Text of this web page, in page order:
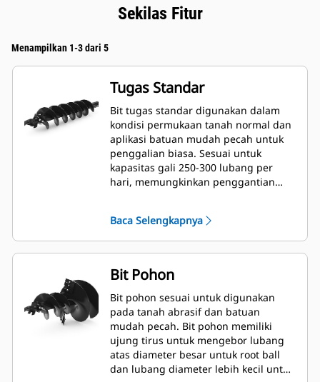
Sekilas Fitur
Menampilkan 1-3 dari 5
Tugas Standar
Bit tugas standar digunakan dalam
kondisi permukaan tanah normal dan
aplikasi batuan mudah pecah untuk
penggalian biasa. Sesuai untuk
kapasitas gali 250-300 lubang per
hari, memungkinkan penggantian
Baca Selengkapnya
Bit Pohon
Bit pohon sesuai untuk digunakan
pada tanah abrasif dan batuan
mudah pecah. Bit pohon memiliki
ujung tirus untuk mengebor lubang
atas diameter besar untuk root ball
dan lubang diameter lebih kecil untuk